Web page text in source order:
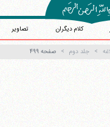
کلام دیگران تصاویر
جلد دوم صفحه ۴۹۹